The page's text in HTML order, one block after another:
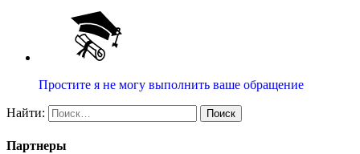
Простите я не могу выполнить ваше обращение
Найти:
Партнеры